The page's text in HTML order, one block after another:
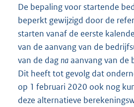
De bepaling voor startende
beperkt gewijzigd door de
starten vanaf de eerste
van de aanvang van de
van de dag naaanvang van de
Dit heeft tot gevolg dat
op 1 februari 2020 ook nog
deze alternatieve